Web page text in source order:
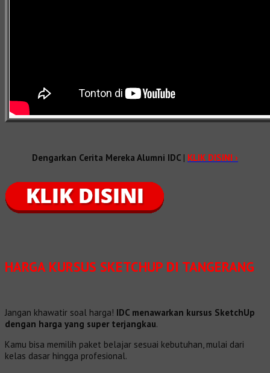
Dengarkan Cerita Mereka Alumni IDC | KLIK DISINI ›
HARGA KURSUS SKETCHUP DI TANGERANG
Jangan khawatir soal harga! IDC menawarkan kursus SketchUp
dengan harga yang super terjangkau.
Kamu bisa memilih paket belajar sesuai kebutuhan, mulai dari
kelas dasar hingga profesional.